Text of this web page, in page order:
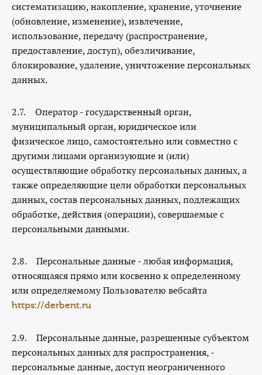
систематизацию, накопление, хранение, уточнение
(обновление, изменение), извлечение,
использование, передачу (распространение,
предоставление, доступ), обезличивание,
блокирование, удаление, уничтожение персональных
данных.
2.7. Оператор - государственный орган,
муниципальный орган, юридическое или
физическое лицо, самостоятельно или совместно с
другими лицами организующие и (или)
осуществляющие обработку персональных данных, а
также определяющие цели обработки персональных
данных, состав персональных данных, подлежащих
обработке, действия (операции), совершаемые с
персональными данными.
2.8. Персональные данные - любая информация,
относящаяся прямо или косвенно к определенному
или определяемому Пользователю веб­сайта
https://derbent.ru
2.9. Персональные данные, разрешенные субъектом
персональных данных для распространения, -
персональные данные, доступ неограниченного